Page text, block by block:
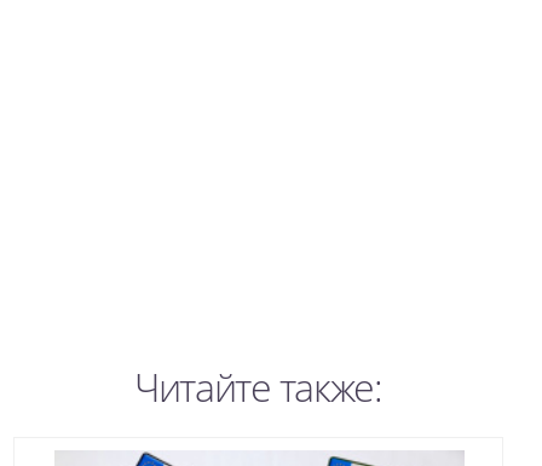
Читайте также: